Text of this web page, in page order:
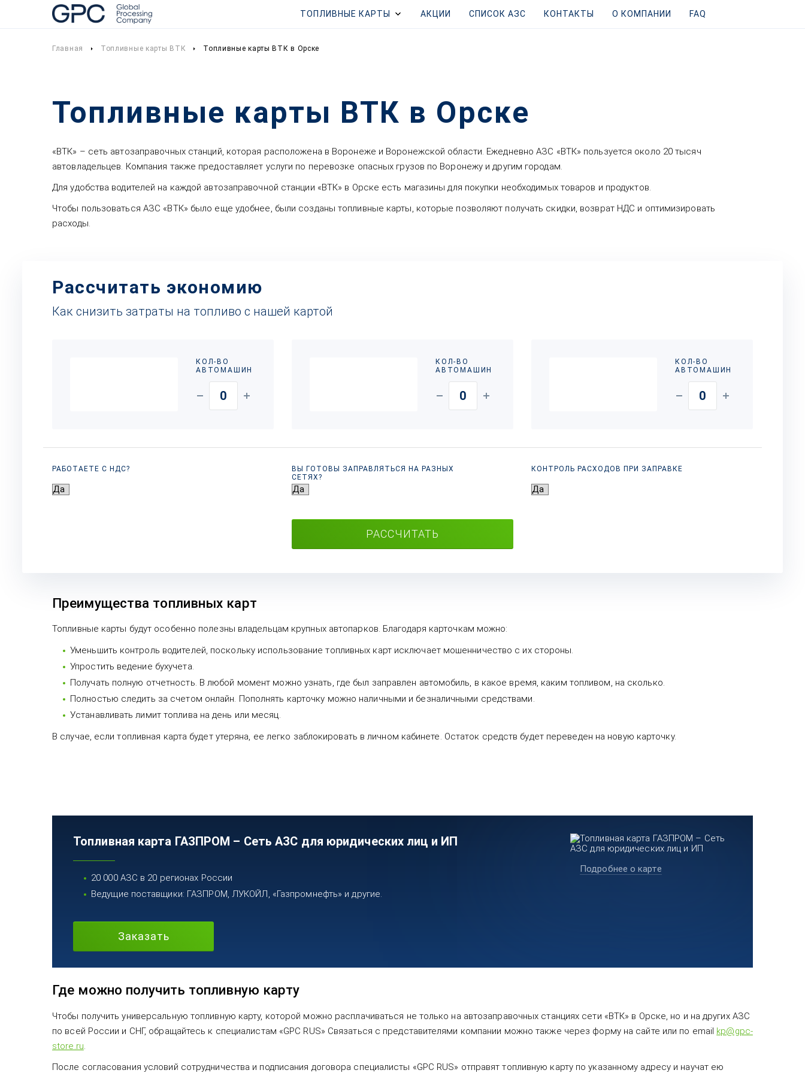
ТОПЛИВНЫЕ КАРТЫ АКЦИИ СПИСОК АЗС КОНТАКТЫ О КОМПАНИИ FAQ
Главная Топливные карты ВТК Топливные карты ВТК в Орске
Топливные карты ВТК в Орске
«ВТК» – сеть автозаправочных станций, которая расположена в Воронеже и Воронежской области. Ежедневно АЗС «ВТК» пользуется около 20 тысяч
автовладельцев. Компания также предоставляет услуги по перевозке опасных грузов по Воронежу и другим городам.
Для удобства водителей на каждой автозаправочной станции «ВТК» в Орске есть магазины для покупки необходимых товаров и продуктов.
Чтобы пользоваться АЗС «ВТК» было еще удобнее, были созданы топливные карты, которые позволяют получать скидки, возврат НДС и оптимизировать
расходы.
Рассчитать экономию
Как снизить затраты на топливо с нашей картой
КОЛ-ВО
АВТОМАШИН
КОЛ-ВО
АВТОМАШИН
КОЛ-ВО
АВТОМАШИН
РАБОТАЕТЕ С НДС?
ВЫ ГОТОВЫ ЗАПРАВЛЯТЬСЯ НА РАЗНЫХ
СЕТЯХ?
КОНТРОЛЬ РАСХОДОВ ПРИ ЗАПРАВКЕ
РАССЧИТАТЬ
Преимущества топливных карт
Топливные карты будут особенно полезны владельцам крупных автопарков. Благодаря карточкам можно:
Уменьшить контроль водителей, поскольку использование топливных карт исключает мошенничество с их стороны.
Упростить ведение бухучета.
Получать полную отчетность. В любой момент можно узнать, где был заправлен автомобиль, в какое время, каким топливом, на сколько.
Полностью следить за счетом онлайн. Пополнять карточку можно наличными и безналичными средствами.
Устанавливать лимит топлива на день или месяц.
В случае, если топливная карта будет утеряна, ее легко заблокировать в личном кабинете. Остаток средств будет переведен на новую карточку.
Топливная карта ГАЗПРОМ – Сеть АЗС для юридических лиц и ИП
20 000 АЗС в 20 регионах России
Ведущие поставщики: ГАЗПРОМ, ЛУКОЙЛ, «Газпромнефть» и другие.
Заказать
Подробнее о карте
Где можно получить топливную карту
Чтобы получить универсальную топливную карту, которой можно расплачиваться не только на автозаправочных станциях сети «ВТК» в Орске, но и на других АЗС
по всей России и СНГ, обращайтесь к специалистам «GPC RUS» Связаться с представителями компании можно также через форму на сайте или по email kp@gpc-
store.ru.
После согласования условий сотрудничества и подписания договора специалисты «GPC RUS» отправят топливную карту по указанному адресу и научат ею